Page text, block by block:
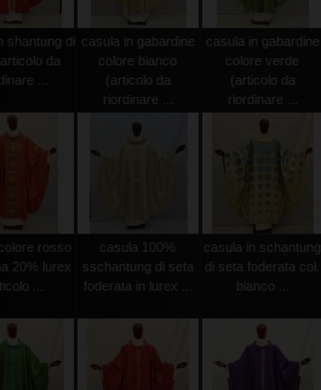
shantung di
da
...
casula in gabardine
colore bianco
(articolo da
riordinare ...
casula in gabardine
colore verde
(articolo da
riordinare ...
rosso
20% lurex
...
casula 100%
sschantung di seta
foderata in lurex ...
casula in schantung
di seta foderata col.
bianco ...